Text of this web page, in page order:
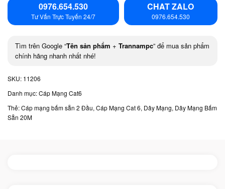
0976.654.530
Tư Vấn Trực Tuyến 24/7
CHAT ZALO
0976.654.530
Tìm trên Google “Tên sản phẩm + Trannampc” để mua sản phẩm
chính hãng nhanh nhất nhé!
SKU: 11206
Danh mục:Cáp Mạng Cat6
Thẻ:Cáp mạng bấm sẵn 2 Đầu, Cáp Mạng Cat 6, Dây Mạng, Dây Mạng Bấm
Sẵn 20M